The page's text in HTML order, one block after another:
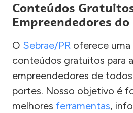
Conteúdos
Empreendedores
O Sebrae/PR oferece uma
conteúdos gratuitos para
empreendedores de
portes. Nosso objetivo é
melhores ferramentas,